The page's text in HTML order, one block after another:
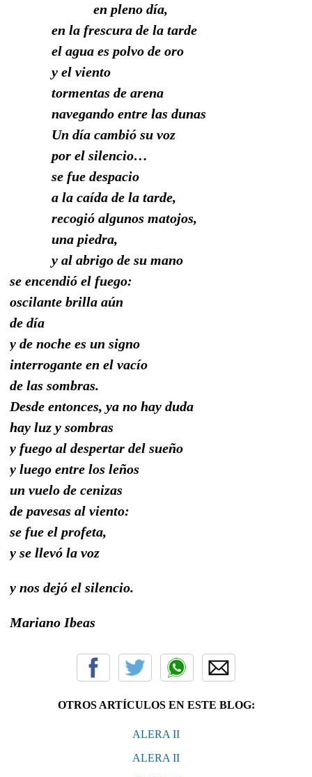
en pleno día,
en la frescura de la tarde
el agua es polvo de oro
y el viento
tormentas de arena
navegando entre las dunas
Un día cambió su voz
por el silencio…
se fue despacio
a la caída de la tarde,
recogió algunos matojos,
una piedra,
y al abrigo de su mano
se encendió el fuego:
oscilante brilla aún
de día
y de noche es un signo
interrogante en el vacío
de las sombras.
Desde entonces, ya no hay duda
hay luz y sombras
y fuego al despertar del sueño
y luego entre los leños
un vuelo de cenizas
de pavesas al viento:
se fue el profeta,
y se llevó la voz
y nos dejó el silencio.
Mariano Ibeas
OTROS ARTÍCULOS EN ESTE BLOG:
ALERA II
ALERA II